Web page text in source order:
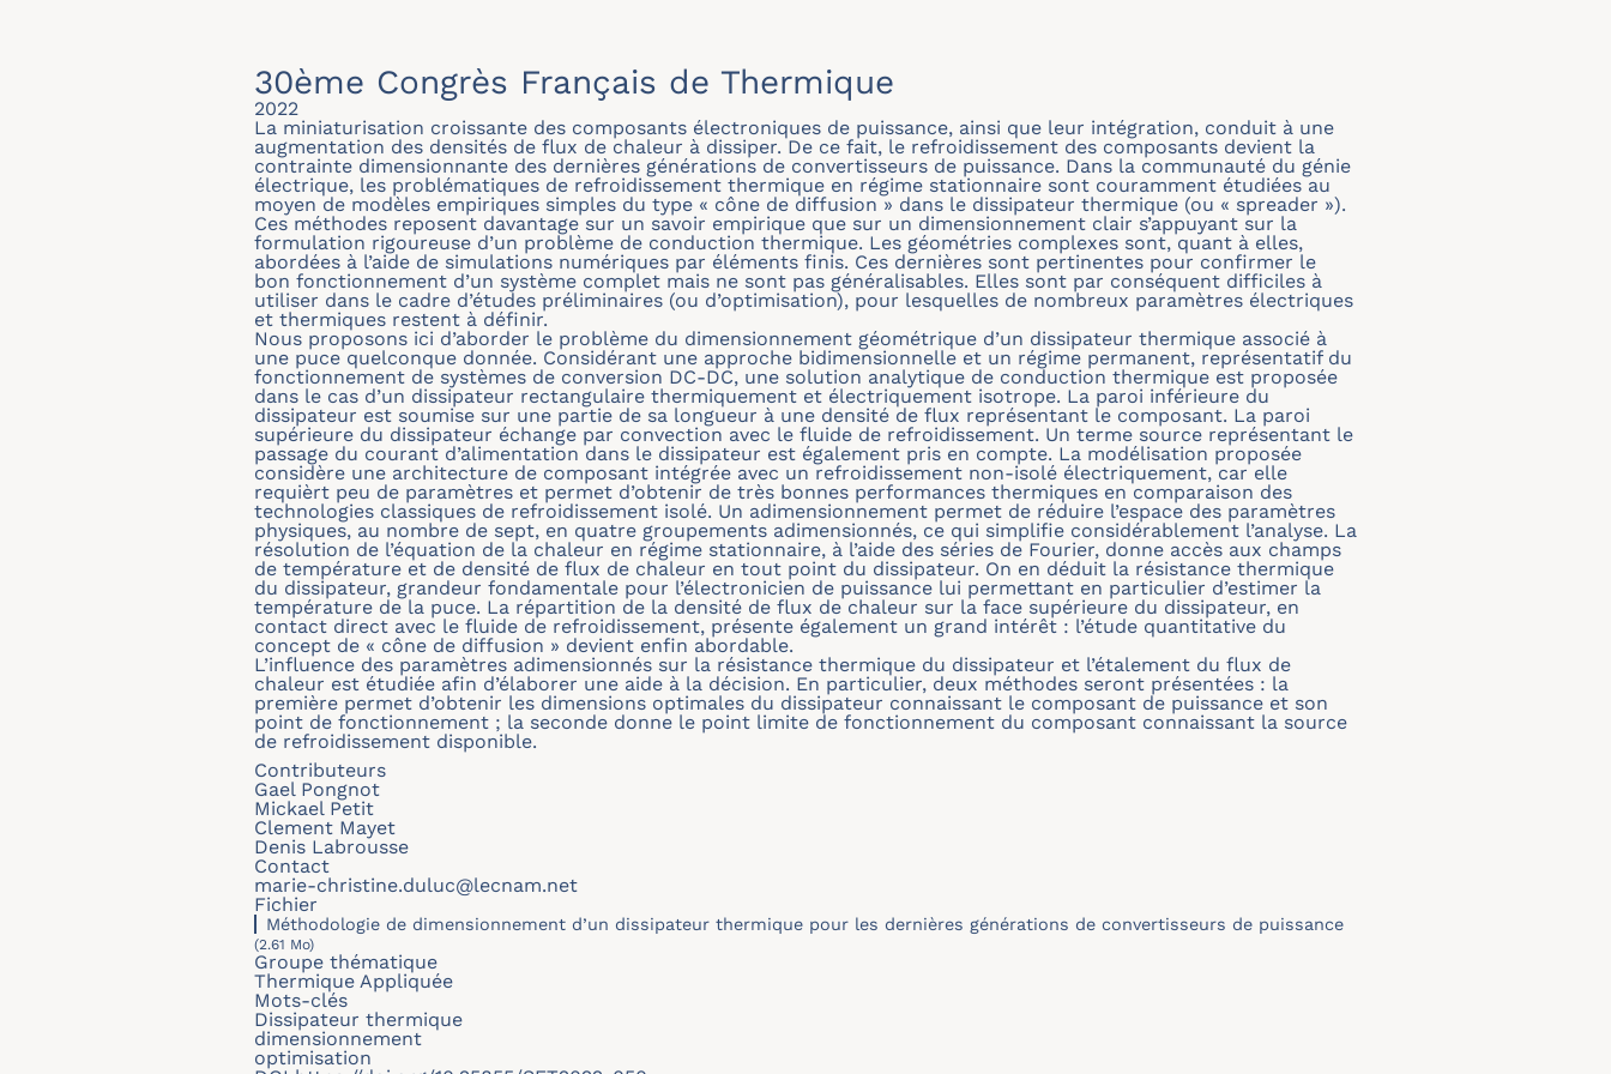
30ème Congrès Français de Thermique
2022
La miniaturisation croissante des composants électroniques de puissance, ainsi que leur intégration, conduit à une
augmentation des densités de flux de chaleur à dissiper. De ce fait, le refroidissement des composants devient la
contrainte dimensionnante des dernières générations de convertisseurs de puissance. Dans la communauté du génie
électrique, les problématiques de refroidissement thermique en régime stationnaire sont couramment étudiées au
moyen de modèles empiriques simples du type « cône de diffusion » dans le dissipateur thermique (ou « spreader »).
Ces méthodes reposent davantage sur un savoir empirique que sur un dimensionnement clair s’appuyant sur la
formulation rigoureuse d’un problème de conduction thermique. Les géométries complexes sont, quant à elles,
abordées à l’aide de simulations numériques par éléments finis. Ces dernières sont pertinentes pour confirmer le
bon fonctionnement d’un système complet mais ne sont pas généralisables. Elles sont par conséquent difficiles à
utiliser dans le cadre d’études préliminaires (ou d’optimisation), pour lesquelles de nombreux paramètres électriques
et thermiques restent à définir.
Nous proposons ici d’aborder le problème du dimensionnement géométrique d’un dissipateur thermique associé à
une puce quelconque donnée. Considérant une approche bidimensionnelle et un régime permanent, représentatif du
fonctionnement de systèmes de conversion DC-DC, une solution analytique de conduction thermique est proposée
dans le cas d’un dissipateur rectangulaire thermiquement et électriquement isotrope. La paroi inférieure du
dissipateur est soumise sur une partie de sa longueur à une densité de flux représentant le composant. La paroi
supérieure du dissipateur échange par convection avec le fluide de refroidissement. Un terme source représentant le
passage du courant d’alimentation dans le dissipateur est également pris en compte. La modélisation proposée
considère une architecture de composant intégrée avec un refroidissement non-isolé électriquement, car elle
requièrt peu de paramètres et permet d’obtenir de très bonnes performances thermiques en comparaison des
technologies classiques de refroidissement isolé. Un adimensionnement permet de réduire l’espace des paramètres
physiques, au nombre de sept, en quatre groupements adimensionnés, ce qui simplifie considérablement l’analyse. La
résolution de l’équation de la chaleur en régime stationnaire, à l’aide des séries de Fourier, donne accès aux champs
de température et de densité de flux de chaleur en tout point du dissipateur. On en déduit la résistance thermique
du dissipateur, grandeur fondamentale pour l’électronicien de puissance lui permettant en particulier d’estimer la
température de la puce. La répartition de la densité de flux de chaleur sur la face supérieure du dissipateur, en
contact direct avec le fluide de refroidissement, présente également un grand intérêt : l’étude quantitative du
concept de « cône de diffusion » devient enfin abordable.
L’influence des paramètres adimensionnés sur la résistance thermique du dissipateur et l’étalement du flux de
chaleur est étudiée afin d’élaborer une aide à la décision. En particulier, deux méthodes seront présentées : la
première permet d’obtenir les dimensions optimales du dissipateur connaissant le composant de puissance et son
point de fonctionnement ; la seconde donne le point limite de fonctionnement du composant connaissant la source
de refroidissement disponible.
Contributeurs
Gael Pongnot
Mickael Petit
Clement Mayet
Denis Labrousse
Contact
marie-christine.duluc@lecnam.net
Fichier
Méthodologie de dimensionnement d’un dissipateur thermique pour les dernières générations de convertisseurs de puissance
(2.61 Mo)
Groupe thématique
Thermique Appliquée
Mots-clés
Dissipateur thermique
dimensionnement
optimisation